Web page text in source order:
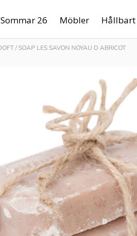
Sommar 26 Möbler Hållbart
/ SOAP LES SAVON NOYAU D ABRICOT